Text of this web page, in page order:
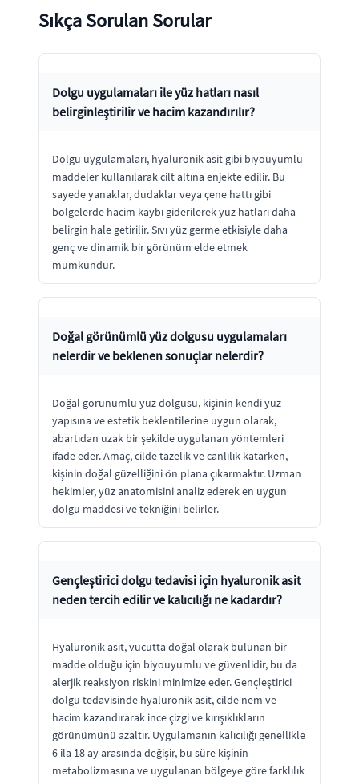
Sıkça Sorulan Sorular
Dolgu uygulamaları ile yüz hatları nasıl
belirginleştirilir ve hacim kazandırılır?
Dolgu uygulamaları, hyaluronik asit gibi biyouyumlu
maddeler kullanılarak cilt altına enjekte edilir. Bu
sayede yanaklar, dudaklar veya çene hattı gibi
bölgelerde hacim kaybı giderilerek yüz hatları daha
belirgin hale getirilir. Sıvı yüz germe etkisiyle daha
genç ve dinamik bir görünüm elde etmek
mümkündür.
Doğal görünümlü yüz dolgusu uygulamaları
nelerdir ve beklenen sonuçlar nelerdir?
Doğal görünümlü yüz dolgusu, kişinin kendi yüz
yapısına ve estetik beklentilerine uygun olarak,
abartıdan uzak bir şekilde uygulanan yöntemleri
ifade eder. Amaç, cilde tazelik ve canlılık katarken,
kişinin doğal güzelliğini ön plana çıkarmaktır. Uzman
hekimler, yüz anatomisini analiz ederek en uygun
dolgu maddesi ve tekniğini belirler.
Gençleştirici dolgu tedavisi için hyaluronik asit
neden tercih edilir ve kalıcılığı ne kadardır?
Hyaluronik asit, vücutta doğal olarak bulunan bir
madde olduğu için biyouyumlu ve güvenlidir, bu da
alerjik reaksiyon riskini minimize eder. Gençleştirici
dolgu tedavisinde hyaluronik asit, cilde nem ve
hacim kazandırarak ince çizgi ve kırışıklıkların
görünümünü azaltır. Uygulamanın kalıcılığı genellikle
6 ila 18 ay arasında değişir, bu süre kişinin
metabolizmasına ve uygulanan bölgeye göre farklılık